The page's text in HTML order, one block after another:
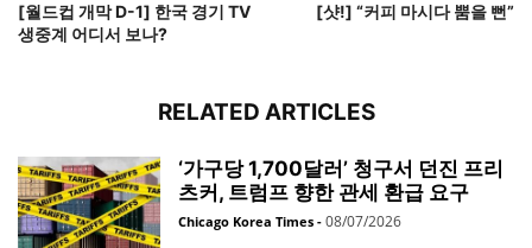
[월드컵 개막 D-1] 한국 경기 TV
생중계 어디서 보나?
[샷!] “커피 마시다 뿜을 뻔”
RELATED ARTICLES
‘가구당 1,700달러’ 청구서 던진 프리
츠커, 트럼프 향한 관세 환급 요구
Chicago Korea Times - 08/07/2026